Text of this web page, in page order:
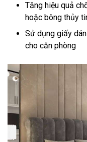
Tăng hiệu quả
hoặc bông thủy
Sử dụng giấy
cho căn phòng